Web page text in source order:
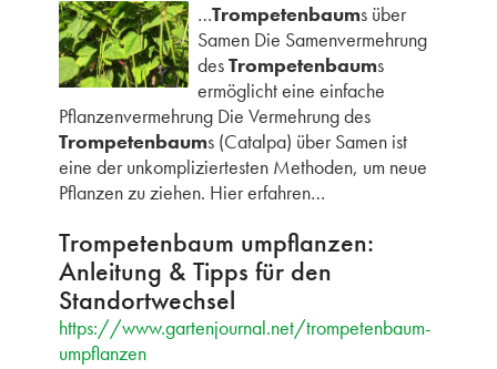
…Trompetenbaums über
Samen Die Samenvermehrung
desTrompetenbaums
ermöglicht eine einfache
Pflanzenvermehrung Die Vermehrung des
Trompetenbaums (Catalpa) über Samen ist
eine der unkompliziertesten Methoden, um neue
Pflanzen zu ziehen. Hier erfahren…
Trompetenbaum umpflanzen:
Anleitung & Tipps für den
Standortwechsel
https://www.gartenjournal.net/trompetenbaum-
umpflanzen